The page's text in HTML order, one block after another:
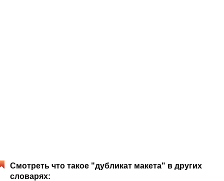
Смотреть что такое "дубликат макета" в других
словарях: